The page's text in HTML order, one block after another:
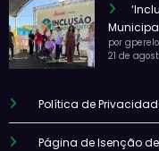
por
21 de
Política de
Página de Isenção